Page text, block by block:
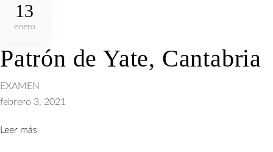
13
enero
Patrón de Yate, Cantabria
Patrón
de
Cantabria
EXAMEN
febrero 3, 2021
Leer más